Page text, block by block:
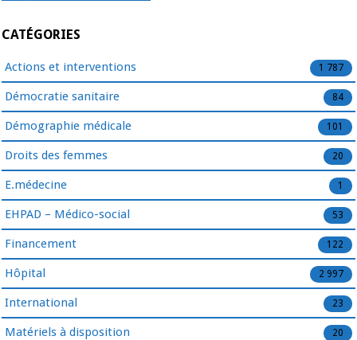
CATÉGORIES
Actions et interventions 1 787
Démocratie sanitaire 84
Démographie médicale 101
Droits des femmes 20
E.médecine 1
EHPAD – Médico-social 53
Financement 122
Hôpital 2 997
International 23
Matériels à disposition 20